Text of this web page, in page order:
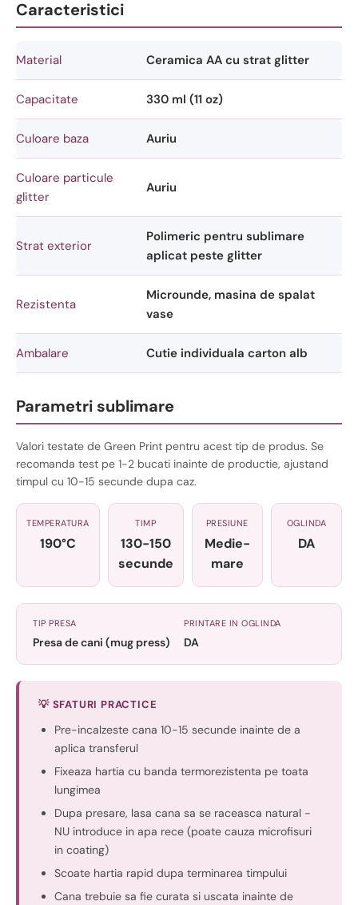
Caracteristici
Material Ceramica AA cu strat glitter
Capacitate 330 ml (11 oz)
Culoare baza Auriu
Culoare particule
glitter
Auriu
Strat exterior
Polimeric pentru sublimare
aplicat peste glitter
Rezistenta
Microunde, masina de spalat
vase
Ambalare Cutie individuala carton alb
Parametri sublimare
Valori testate de Green Print pentru acest tip de produs. Se
recomanda test pe 1-2 bucati inainte de productie, ajustand
timpul cu 10-15 secunde dupa caz.
TEMPERATURA
190°C
TIMP
130-150
secunde
PRESIUNE
Medie-
mare
OGLINDA
DA
TIP PRESA
Presa de cani (mug press)
PRINTARE IN OGLINDA
DA
💡 SFATURI PRACTICE
Pre-incalzeste cana 10-15 secunde inainte de a
aplica transferul
Fixeaza hartia cu banda termorezistenta pe toata
lungimea
Dupa presare, lasa cana sa se raceasca natural -
NU introduce in apa rece (poate cauza microfisuri
in coating)
Scoate hartia rapid dupa terminarea timpului
Cana trebuie sa fie curata si uscata inainte de